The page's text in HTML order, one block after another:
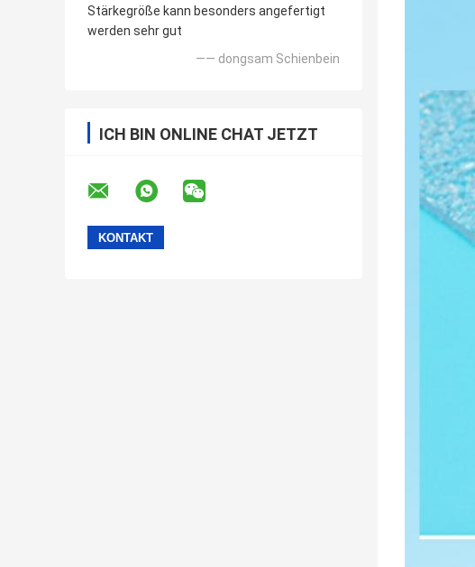
Stärkegröße kann besonders angefertigt
werden sehr gut
—— dongsam Schienbein
ICH BIN ONLINE CHAT JETZT